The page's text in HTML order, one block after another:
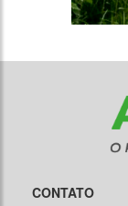
CONTATO